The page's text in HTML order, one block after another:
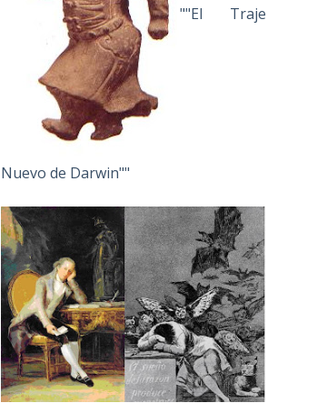
""El Traje
Nuevo de Darwin""